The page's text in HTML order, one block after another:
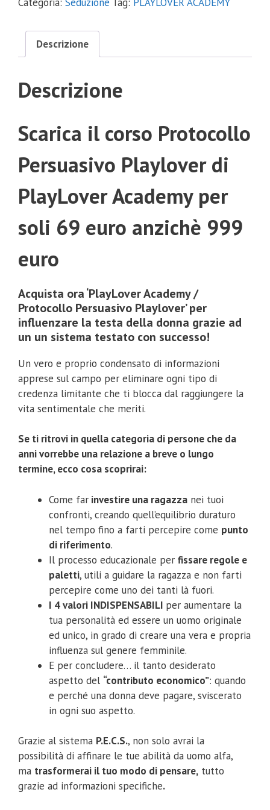
Descrizione
Descrizione
Scarica il corso Protocollo
Persuasivo Playlover di
PlayLover Academy per
soli 69 euro anzichè 999
euro
Acquista ora ‘PlayLover Academy /
Protocollo Persuasivo Playlover’ per
influenzare la testa della donna grazie ad
un un sistema testato con successo!
Un vero e proprio condensato di informazioni
apprese sul campo per eliminare ogni tipo di
credenza limitante che ti blocca dal raggiungere la
vita sentimentale che meriti.
Se ti ritrovi in quella categoria di persone che da
anni vorrebbe una relazione a breve o lungo
termine, ecco cosa scoprirai:
Come far investire una ragazza nei tuoi
confronti, creando quell’equilibrio duraturo
nel tempo fino a farti percepire come punto
di riferimento.
Il processo educazionale per fissare regole e
paletti, utili a guidare la ragazza e non farti
percepire come uno dei tanti là fuori.
I 4 valori INDISPENSABILI per aumentare la
tua personalità ed essere un uomo originale
ed unico, in grado di creare una vera e propria
influenza sul genere femminile.
E per concludere… il tanto desiderato
aspetto del “contributo economico”: quando
e perché una donna deve pagare, sviscerato
in ogni suo aspetto.
Grazie al sistema P.E.C.S., non solo avrai la
possibilità di affinare le tue abilità da uomo alfa,
ma trasformerai il tuo modo di pensare, tutto
grazie ad informazioni specifiche.